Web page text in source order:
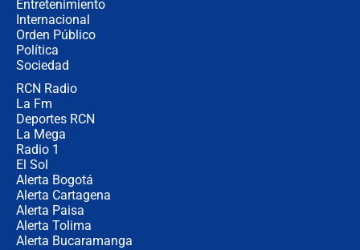
Entretenimiento
Internacional
Orden Público
Política
Sociedad
RCN Radio
La Fm
Deportes RCN
La Mega
Radio 1
El Sol
Alerta Bogotá
Alerta Cartagena
Alerta Paisa
Alerta Tolima
Alerta Bucaramanga